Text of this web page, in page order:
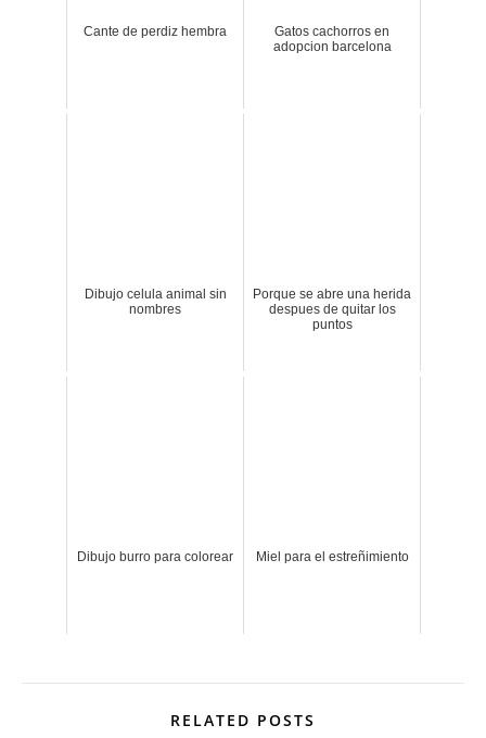
Cante de perdiz hembra
Gatos cachorros en
adopcion barcelona
Dibujo celula animal sin
nombres
Porque se abre una herida
despues de quitar los
puntos
Dibujo burro para colorear Miel para el estreñimiento
RELATED POSTS